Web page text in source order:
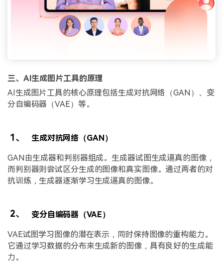
三、AI生成图片工具的原理
AI生成图片工具的核心原理包括生成对抗网络（GAN）、变
分自编码器（VAE）等。
1、 生成对抗网络（GAN）
GAN由生成器和判别器组成。生成器试图生成逼真的图像，
而判别器则尝试区分生成的图像和真实图像。通过两者的对
抗训练，生成器逐渐学习生成逼真的图像。
2、 变分自编码器（VAE）
VAE试图学习图像的潜在表示，同时保持图像的重构能力。
它通过学习数据的分布来生成新的图像，具有良好的生成能
力。